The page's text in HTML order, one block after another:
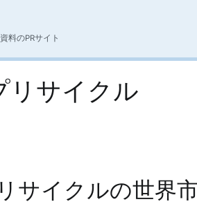
料のPRサイト
リサイクル
サイクルの世界